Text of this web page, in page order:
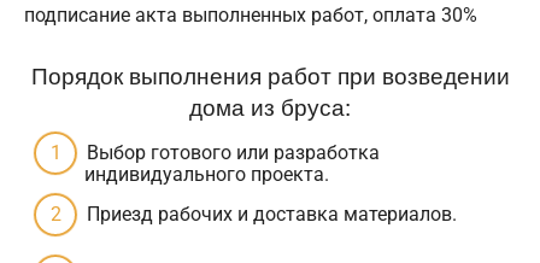
подписание акта выполненных работ, оплата 30%
Порядок выполнения работ при возведении
дома из бруса:
Выбор готового или разработка
индивидуального проекта.
Приезд рабочих и доставка материалов.